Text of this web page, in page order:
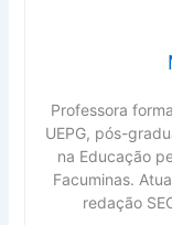
Professora
UEPG, pós-
na Educação
Facuminas.
redação